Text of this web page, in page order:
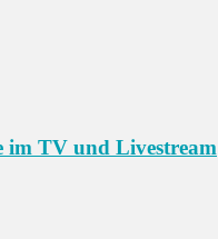
im TV und Livestream